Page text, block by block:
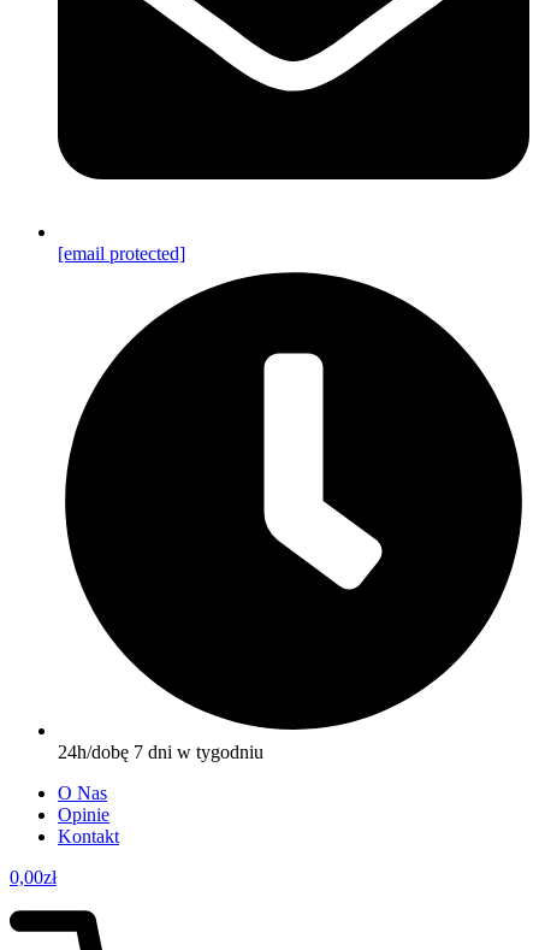
[email protected]
24h/dobę 7 dni w tygodniu
O Nas
Opinie
Kontakt
0,00zł